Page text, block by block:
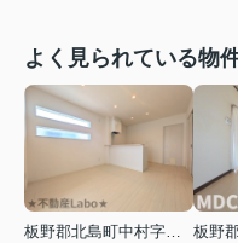
よく見られている物
板野郡北島町中村字東堤ノ内